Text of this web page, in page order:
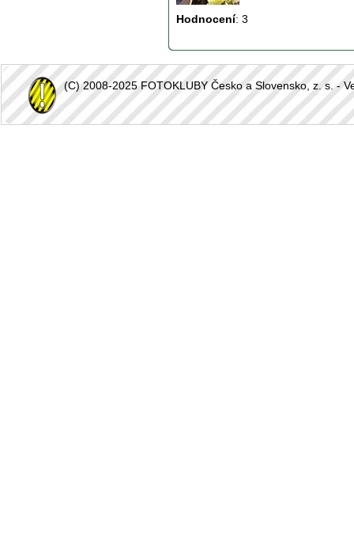
Hodnocení: 3
(C) 2008-2025 FOTOKLUBY Česko a Slovensko, z. s. -